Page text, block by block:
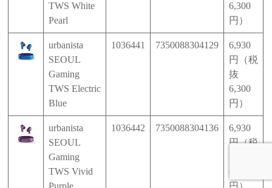
TWS White
Pearl
6,300
円）
urbanista
SEOUL
Gaming
TWS Electric
Blue
1036441 7350088304129
6,930
円（税
抜
6,300
円）
urbanista
SEOUL
Gaming
TWS Vivid
Purple
1036442 7350088304136
6,930
円（税
抜
6,300
円）